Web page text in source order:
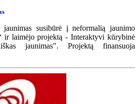
jaunimas susibūrė į neformalią jaunimo
ir laimėjo projektą - Interaktyvi kūrybinė
jaunimas". Projektą finansuoja